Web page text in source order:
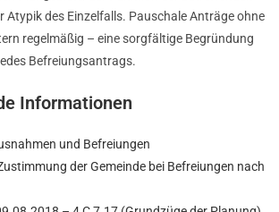
Atypik des Einzelfalls. Pauschale Anträge ohne
regelmäßig – eine sorgfältige Begründung
Befreiungsantrags.
Informationen
und Befreiungen
der Gemeinde bei Befreiungen nach